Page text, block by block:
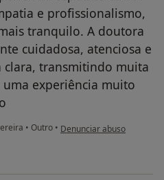
e profissionalismo,
tranquilo. A doutora
cuidadosa, atenciosa e
transmitindo muita
experiência muito
• Outro • na opinião do utilizador
Denunciar abuso